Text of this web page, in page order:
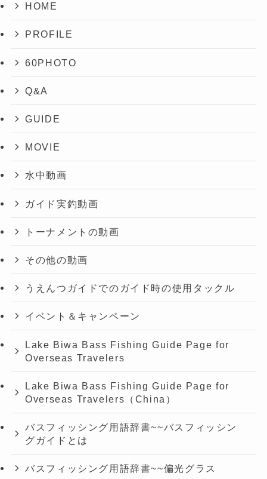
HOME
PROFILE
60PHOTO
Q&A
GUIDE
MOVIE
水中動画
ガイド実釣動画
トーナメントの動画
その他の動画
うえんつガイドでのガイド時の使用タックル
イベント＆キャンペーン
Lake Biwa Bass Fishing Guide Page for
Overseas Travelers
Lake Biwa Bass Fishing Guide Page for
Overseas Travelers（China）
バスフィッシング用語辞書~~バスフィッシン
グガイドとは
バスフィッシング用語辞書~~偏光グラス